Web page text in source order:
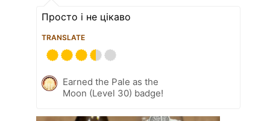
Просто і не цікаво
TRANSLATE
Earned the Pale as the
Moon (Level 30) badge!